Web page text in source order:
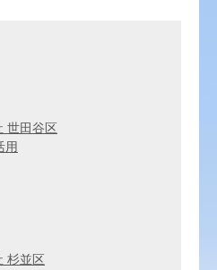
世田谷区
用
杉並区